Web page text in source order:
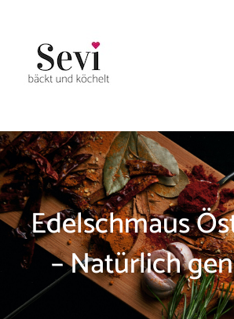
springen
Edelschmaus
– Natürlich